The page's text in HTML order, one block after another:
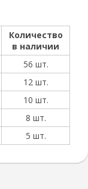
Количество
в наличии
56 шт.
12 шт.
10 шт.
8 шт.
5 шт.